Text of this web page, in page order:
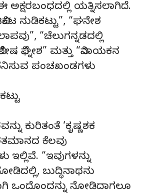
ಯತ್ನಿಸಲಾಗಿದೆ.
ನುಡಿಕಟ್ಟು”, “ಘನೇಶ
“ಚೆಲುಗನ್ನಡದಲ್ಲಿ
ವಿಘ್ನೇಶ” ಮತ್ತು “ವಿನಾಯಕನ
ಪಂಚಖಂಡಗಳು
ಕುರಿತಂತೆ ‘ಕೃಷ್ಣಶಕ
ಕೆಲವು
ಇಲ್ಲಿವೆ. “ಇವುಗಳನ್ನು
ಬುದ್ಧಿನಾಥನು
ಒಂದೊಂದನ್ನು ನೋಡಿದಾಗಲೂ